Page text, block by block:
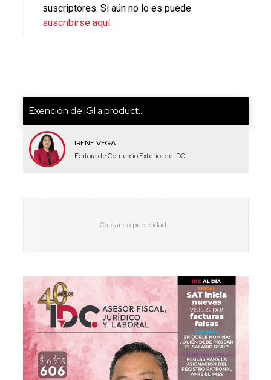
suscriptores. Si aún no lo es puede
suscribirse aquí.
Exención de IGI a product...
IRENE VEGA
Editora de Comercio Exterior de IDC